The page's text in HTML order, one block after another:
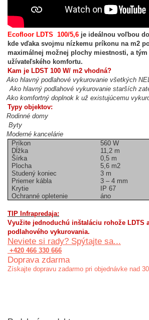
Ecofloor LDTS 100/5,6 je ideálnou voľbou
kde vďaka svojmu nízkemu príkonu na m2
maximálnej možnej plochy miestnosti, a
užívateľského komfortu.
Kam je LDST 100 W/ m2 vhodná?
Ako hlavný podlahové vykurovanie všetkých
hlavný podlahové vykurovanie starších
Ako komfortný doplnok k už existujúcemu
Typy objektov:
Rodinné domy
Byty
Moderné kancelárie
Príkon
560 W
Dĺžka
11,2 m
Šírka
0,5 m
Plocha
5,6 m2
Studený koniec
3 m
Priemer kábla
3 – 4 mm
Krytie
IP 67
Ochranné opletenie
áno
TIP Infrapredaja:
Využite jednoduchú inštaláciu rohože LDTS
podlahového vykurovania.
Neviete si rady? Spýtajte sa...
+420 466 330 666
Doprava zdarma
Získajte dopravu zadarmo pri objednávke nad